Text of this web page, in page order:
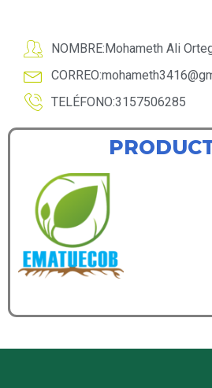
NOMBRE:Mohameth Ali
CORREO:
TELÉFONO:3157506285